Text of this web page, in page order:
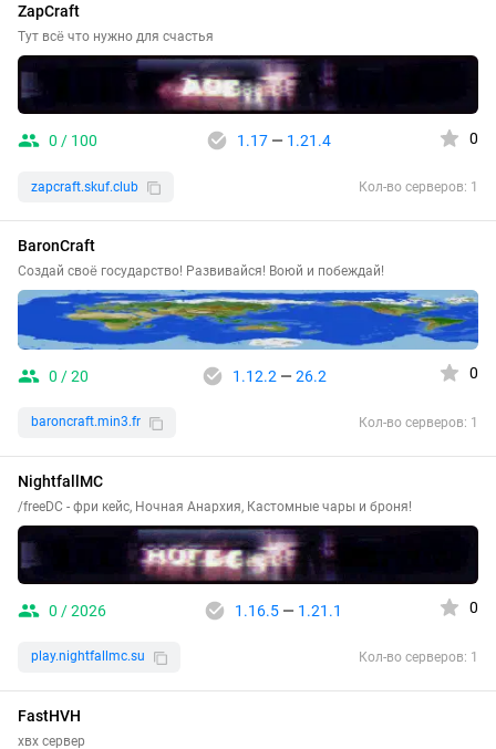
ZapCraft
Тут всё что нужно для счастья
0 / 100 1.17— 1.21.4 0
zapcraft.skuf.club Кол-во серверов: 1
BaronCraft
Создай своё государство! Развивайся! Воюй и побеждай!
0 / 20 1.12.2 — 26.2 0
baroncraft.min3.fr Кол-во серверов: 1
NightfallMC
/freeDC - фри кейс, Ночная Анархия, Кастомные чары и броня!
0 / 2026 1.16.5— 1.21.1 0
play.nightfallmc.su Кол-во серверов: 1
FastHVH
хвх сервер